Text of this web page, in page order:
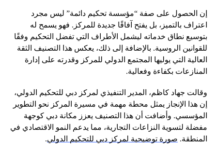
إن الحصول على صفة “مؤسسة تحكيم دائمة” ليس مجرد
اعتراف بالتميز، بل يفتح آفاقًا جديدة للمركز. فهو يسمح له
بتوسيع نطاق خدماته ليشمل الأطراف التي تفضل التحكيم وفقًا
للقوانين الروسية. بالإضافة إلى ذلك، يعكس هذا التصنيف الثقة
العالية التي يوليها المجتمع الدولي للمركز وقدرته على إدارة
المنازعات بكفاءة وفعالية.
وقالت جهاد كاظم، المدير التنفيذي لمركز دبي للتحكيم الدولي،
إن هذا الإنجاز يمثل محطة مهمة في مسيرة المركز نحو التطوير
المؤسسي. وأضافت أن هذا التصنيف يعزز مكانة دبي كوجهة
مفضلة لتسوية النزاعات التجارية، مما يدعم النمو الاقتصادي في
المنطقة. صورة توضيحية لمركز دبي للتحكيم الدولي.